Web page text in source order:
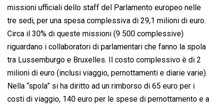
missioni ufficiali dello staff del Parlamento europeo nelle
tre sedi, per una spesa complessiva di 29,1 milioni di euro.
Circa il 30% di queste missioni (9 500 complessive)
riguardano i collaboratori di parlamentari che fanno la spola
tra Lussemburgo e Bruxelles. Il costo complessivo è di 2
milioni di euro (inclusi viaggio, pernottamenti e diarie varie).
Nella “spola” si ha diritto ad un rimborso di 65 euro per i
costi di viaggio, 140 euro per le spese di pernottamento e a